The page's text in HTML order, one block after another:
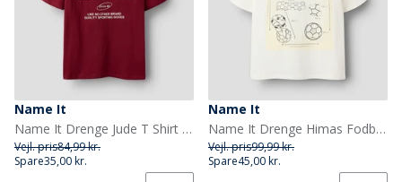
Name It
Name It Drenge Jude T Shirt Scooter
Vejl. pris84,99 kr.
Spare35,00 kr.
Name It
Name It Drenge Himas Fodbold T-Shirt Cloud Dancer/Football
Vejl. pris99,99 kr.
Spare45,00 kr.